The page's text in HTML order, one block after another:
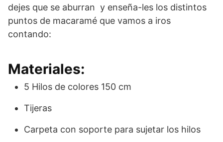
dejes que se aburran y enseña-les los distintos
puntos de macaramé que vamos a iros
contando:
Materiales:
5 Hilos de colores 150 cm
Tijeras
Carpeta con soporte para sujetar los hilos